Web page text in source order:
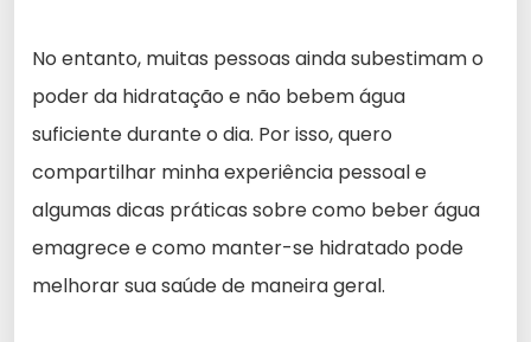
No entanto, muitas pessoas ainda subestimam o
poder da hidratação e não bebem água
suficiente durante o dia. Por isso, quero
compartilhar minha experiência pessoal e
algumas dicas práticas sobre como beber água
emagrece e como manter-se hidratado pode
melhorar sua saúde de maneira geral.